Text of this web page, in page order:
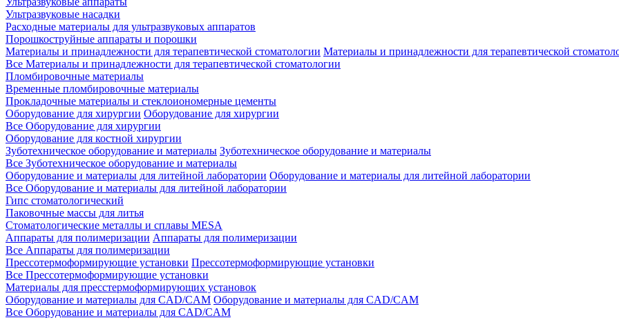
Ультразвуковые насадки
Расходные материалы для ультразвуковых аппаратов
Порошкоструйные аппараты и порошки
Материалы и принадлежности для терапевтической стоматологии Материалы и принадлежности для терапевтической
Все Материалы и принадлежности для терапевтической стоматологии
Пломбировочные материалы
Временные пломбировочные материалы
Прокладочные материалы и стеклоиономерные цементы
Оборудование для хирургии Оборудование для хирургии
Все Оборудование для хирургии
Оборудование для костной хирургии
Зуботехническое оборудование и материалы Зуботехническое оборудование и материалы
Все Зуботехническое оборудование и материалы
Оборудование и материалы для литейной лаборатории Оборудование и материалы для литейной лаборатории
Все Оборудование и материалы для литейной лаборатории
Гипс стоматологический
Паковочные массы для литья
Стоматологические металлы и сплавы MESA
Аппараты для полимеризации Аппараты для полимеризации
Все Аппараты для полимеризации
Прессотермоформирующие установки Прессотермоформирующие установки
Все Прессотермоформирующие установки
Материалы для пресстермоформирующих установок
Оборудование и материалы для CAD/CAM Оборудование и материалы для CAD/CAM
Все Оборудование и материалы для CAD/CAM